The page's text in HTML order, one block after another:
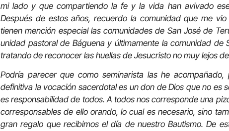
mi lado y que compartiendo la fe y la vida han avivado
Después de estos años, recuerdo la comunidad que me
tienen mención especial las comunidades de San José de
unidad pastoral de Báguena y últimamente la comunidad de
tratando de reconocer las huellas de Jesucristo no muy lejos
Podría parecer que como seminarista las he
definitiva la vocación sacerdotal es un don de Dios que no es
es responsabilidad de todos. A todos nos corresponde una
corresponsables de ello orando, lo cual es necesario, sino
gran regalo que recibimos el día de nuestro Bautismo. De